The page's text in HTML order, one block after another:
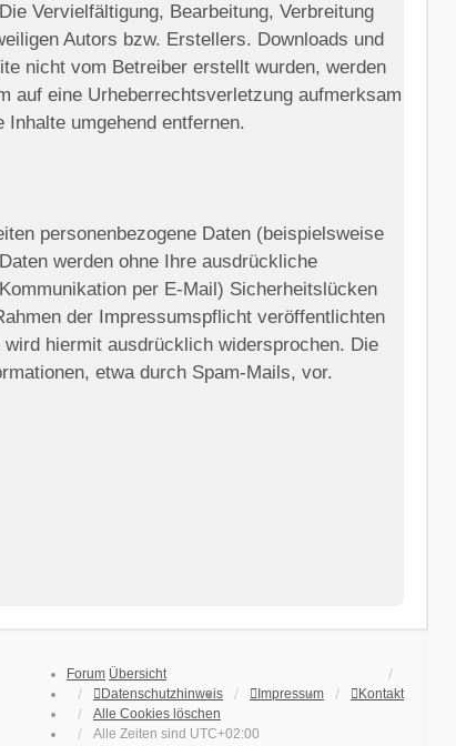
Vervielfältigung, Bearbeitung, Verbreitung
Autors bzw. Erstellers. Downloads und
nicht vom Betreiber erstellt wurden, werden
auf eine Urheberrechtsverletzung aufmerksam
umgehend entfernen.
personenbezogene Daten (beispielsweise
werden ohne Ihre ausdrückliche
per E-Mail) Sicherheitslücken
der Impressumspflicht veröffentlichten
hiermit ausdrücklich widersprochen. Die
etwa durch Spam-Mails, vor.
Forum Übersicht
Datenschutzhinweis
Impressum
Kontakt
Alle Cookies löschen
Alle Zeiten sind UTC+02:00